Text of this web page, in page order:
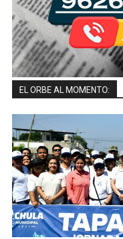
EL ORBE AL MOMENTO: